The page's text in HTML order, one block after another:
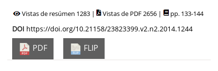
Vistas de resúmen 1283 | Vistas de PDF 2656 | pp. 133-144
DOI https://doi.org/10.21158/23823399.v2.n2.2014.1244
PDF FLIP